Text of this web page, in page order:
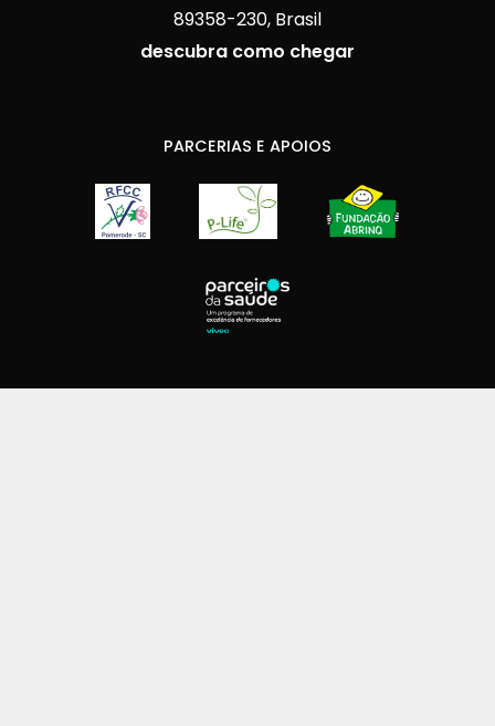
89358-230, Brasil
descubra como chegar
PARCERIAS E APOIOS